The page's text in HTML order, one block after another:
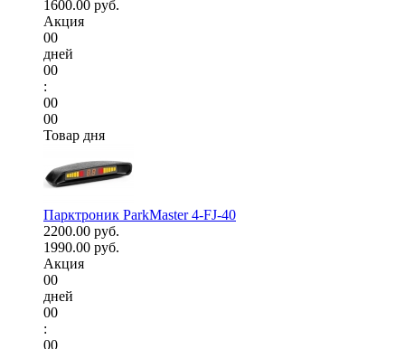
1600.00 руб.
Акция
00
дней
00
:
00
00
Товар дня
Парктроник ParkMaster 4-FJ-40
2200.00 руб.
1990.00 руб.
Акция
00
дней
00
:
00